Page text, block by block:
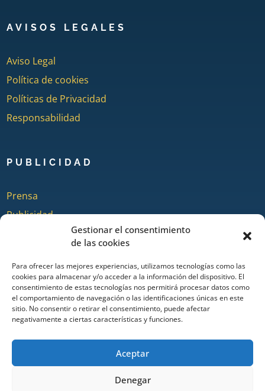
Gestionar el consentimiento
de las cookies
Para ofrecer las mejores experiencias, utilizamos tecnologías como las
cookies para almacenar y/o acceder a la información del dispositivo. El
consentimiento de estas tecnologías nos permitirá procesar datos como
el comportamiento de navegación o las identificaciones únicas en este
sitio. No consentir o retirar el consentimiento, puede afectar
negativamente a ciertas características y funciones.
Aceptar
Denegar
AVISOS LEGALES
Aviso Legal
Política de cookies
Políticas de Privacidad
Responsabilidad
PUBLICIDAD
Prensa
Publicidad
Quienes somos
COLABORA
Añadir Evento